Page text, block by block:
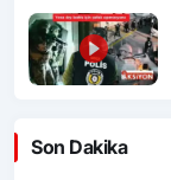
Son Dakika